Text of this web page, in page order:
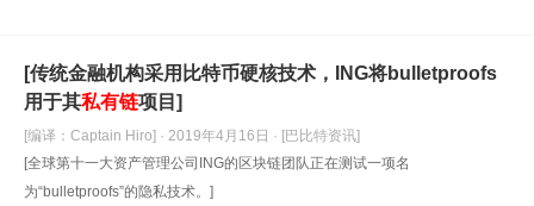
[传统金融机构采用比特币硬核技术，ING将bulletproofs
用于其私有链项目]
[编译：Captain Hiro] · 2019年4月16日 · [巴比特资讯]
[全球第十一大资产管理公司ING的区块链团队正在测试一项名
为“bulletproofs”的隐私技术。]